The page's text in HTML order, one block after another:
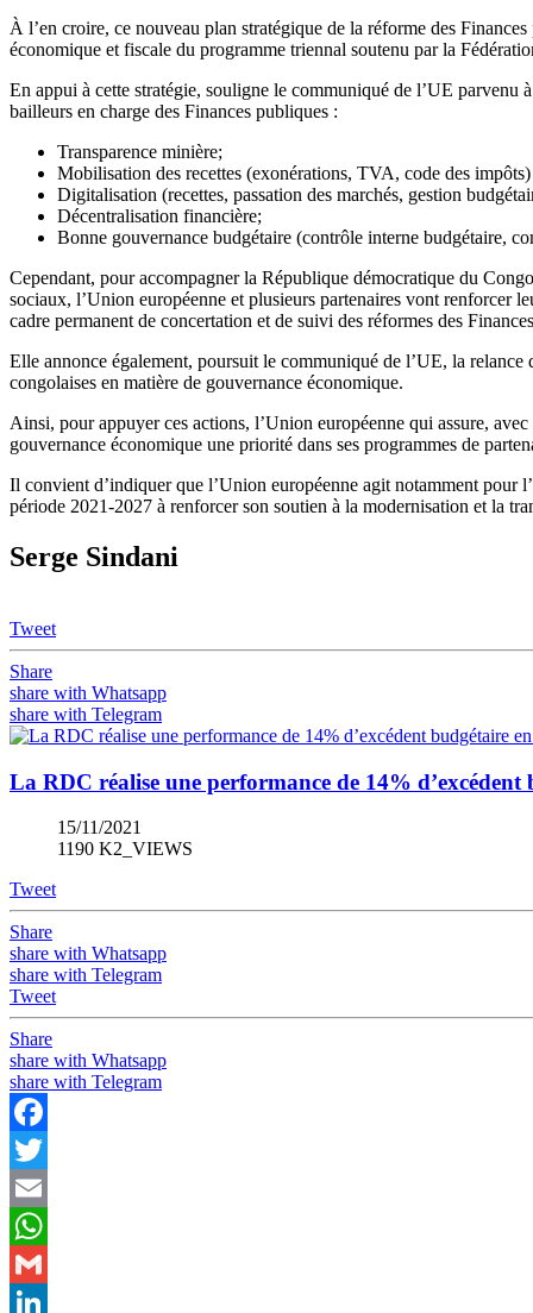
À l’en croire, ce nouveau plan stratégique de la réforme des
économique et fiscale du programme triennal soutenu par la
En appui à cette stratégie, souligne le communiqué de l’UE
bailleurs en charge des Finances publiques :
Transparence minière;
Mobilisation des recettes (exonérations, TVA, code des
Digitalisation (recettes, passation des marchés, gestion
Décentralisation financière;
Bonne gouvernance budgétaire (contrôle interne budgétaire,
Cependant, pour accompagner la République démocratique du
sociaux, l’Union européenne et plusieurs partenaires vont renforcer
cadre permanent de concertation et de suivi des réformes des
Elle annonce également, poursuit le communiqué de l’UE, la
congolaises en matière de gouvernance économique.
Ainsi, pour appuyer ces actions, l’Union européenne qui assure,
gouvernance économique une priorité dans ses programmes de
Il convient d’indiquer que l’Union européenne agit notamment pour
période 2021-2027 à renforcer son soutien à la modernisation et la
Serge Sindani
Tweet
Share
share with Whatsapp
share with Telegram
La RDC réalise une performance de 14% d’excédent
15/11/2021
1190 K2_VIEWS
Tweet
Share
share with Whatsapp
share with Telegram
Tweet
Share
share with Whatsapp
share with Telegram
Facebook
Twitter
Email
WhatsApp
Gmail